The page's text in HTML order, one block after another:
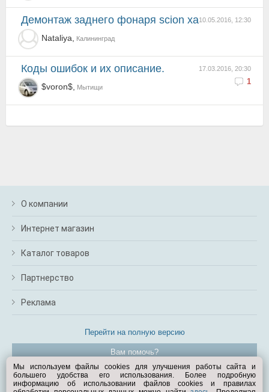
10.05.2016, 12:30
Демонтаж заднего фонаря scion xa
Nataliya, Калининград
17.03.2016, 20:30
1
коды ошибок и их описание.
$voron$, Мытищи
О компании
Интернет магазин
Каталог товаров
Партнерство
Реклама
Перейти на полную версию
Вам помочь?
© Exist.ru 1998—2026
Мы используем файлы cookies для улучшения работы сайта и
большего удобства его использования. Более подробную
информацию об использовании файлов cookies и правилах